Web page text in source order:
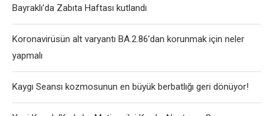
Bayraklı’da Zabıta Haftası kutlandı
Koronavirüsün alt varyantı BA.2.86’dan korunmak için neler
yapmalı
Kaygı Seansı kozmosunun en büyük berbatlığı geri dönüyor!